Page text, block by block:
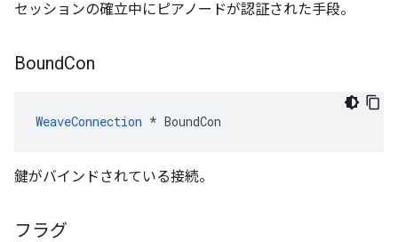
セッションの確立中にピアノードが認証された手段。
BoundCon
WeaveConnection * BoundCon
鍵がバインドされている接続。
フラグ